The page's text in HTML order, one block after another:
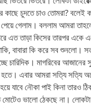
চুদতে চাও তোমরা? বলেই
গেলাম। বললাম আমরা
তাড়া কিসের তারপর একে
বাবারা কি করে সব শুনলো।
চারিদিক। মাগরিবের
এবার আমরা সত্যি সত্যি
হয়ে যাবে নৌকা পাই কিনা
ভালো ঠেকছে না। লোকটা